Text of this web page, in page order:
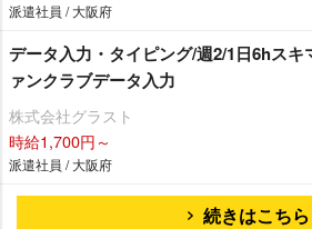
派遣社員 / 大阪府
データ入力・タイピング/週2/1日6hスキ
ァンクラブデータ入力
株式会社グラスト
時給1,700円～
派遣社員 / 大阪府
続きはこちら